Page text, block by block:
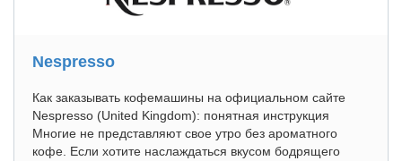
Nespresso
Как заказывать кофемашины на официальном сайте
Nespresso (United Kingdom): понятная инструкция
Многие не представляют свое утро без ароматного
кофе. Если хотите наслаждаться вкусом бодрящего